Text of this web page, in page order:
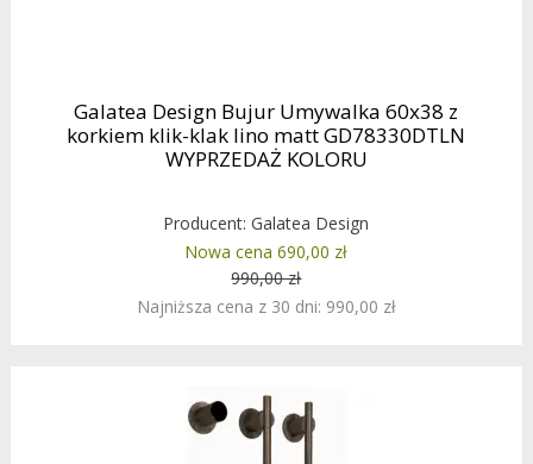
Galatea Design Bujur Umywalka 60x38 z
korkiem klik-klak lino matt GD78330DTLN
WYPRZEDAŻ KOLORU
Producent:Galatea Design
Nowa cena 690,00 zł
990,00 zł
Najniższa cena z 30 dni: 990,00 zł